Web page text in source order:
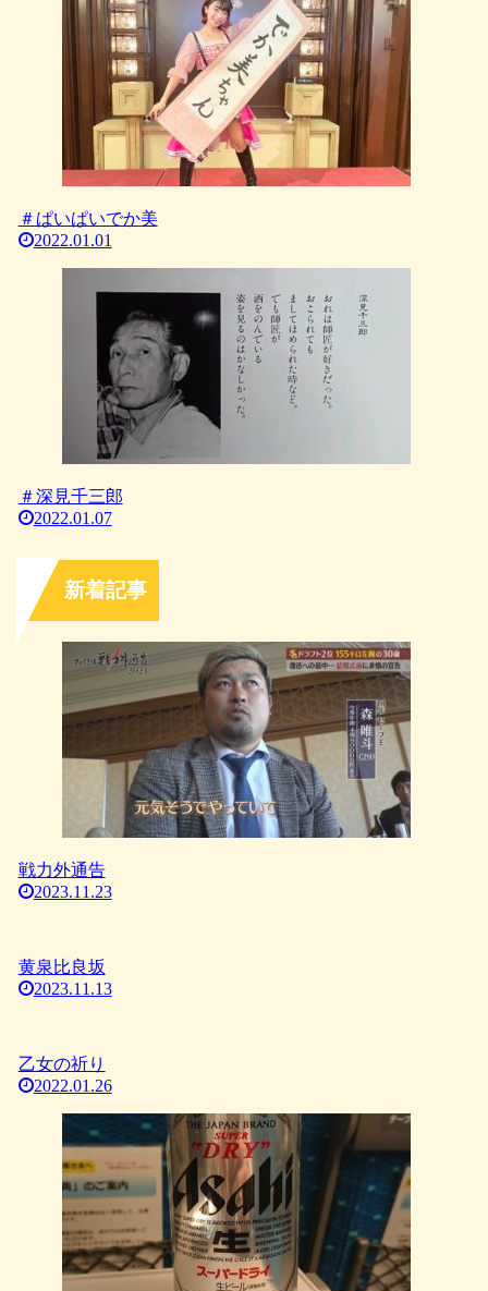
＃ぱいぱいでか美
2022.01.01
＃深見千三郎
2022.01.07
新着記事
戦力外通告
2023.11.23
黄泉比良坂
2023.11.13
乙女の祈り
2022.01.26